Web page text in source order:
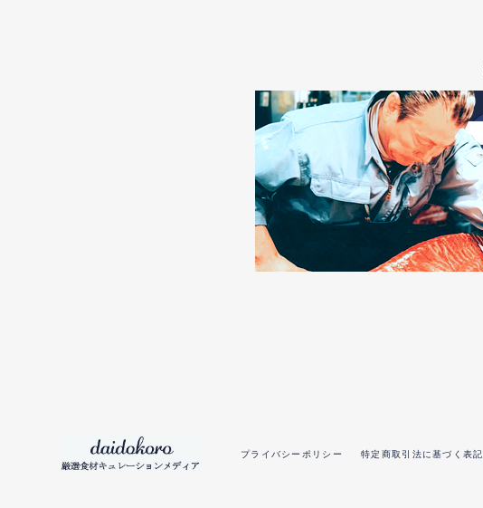
プライバシーポリシー 特定商取引法に基づく表記